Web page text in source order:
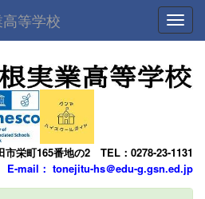
等学校
市栄町165番地の2 TEL：0278-23-1131
E-mail： tonejitu-hs＠edu-g.gsn.ed.jp